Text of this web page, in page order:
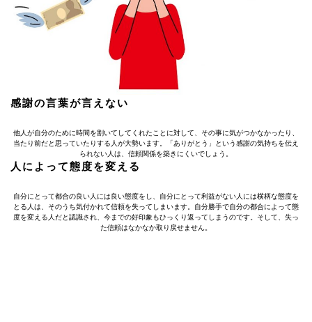
感謝の言葉が言えない
他人が自分のために時間を割いてしてくれたことに対して、その事に気がつかなかったり、
当たり前だと思っていたりする人が大勢います。「ありがとう」という感謝の気持ちを伝え
られない人は、信頼関係を築きにくいでしょう。
人によって態度を変える
自分にとって都合の良い人には良い態度をし、自分にとって利益がない人には横柄な態度を
とる人は、そのうち気付かれて信頼を失ってしまいます。自分勝手で自分の都合によって態
度を変える人だと認識され、今までの好印象もひっくり返ってしまうのです。そして、失っ
た信頼はなかなか取り戻せません。